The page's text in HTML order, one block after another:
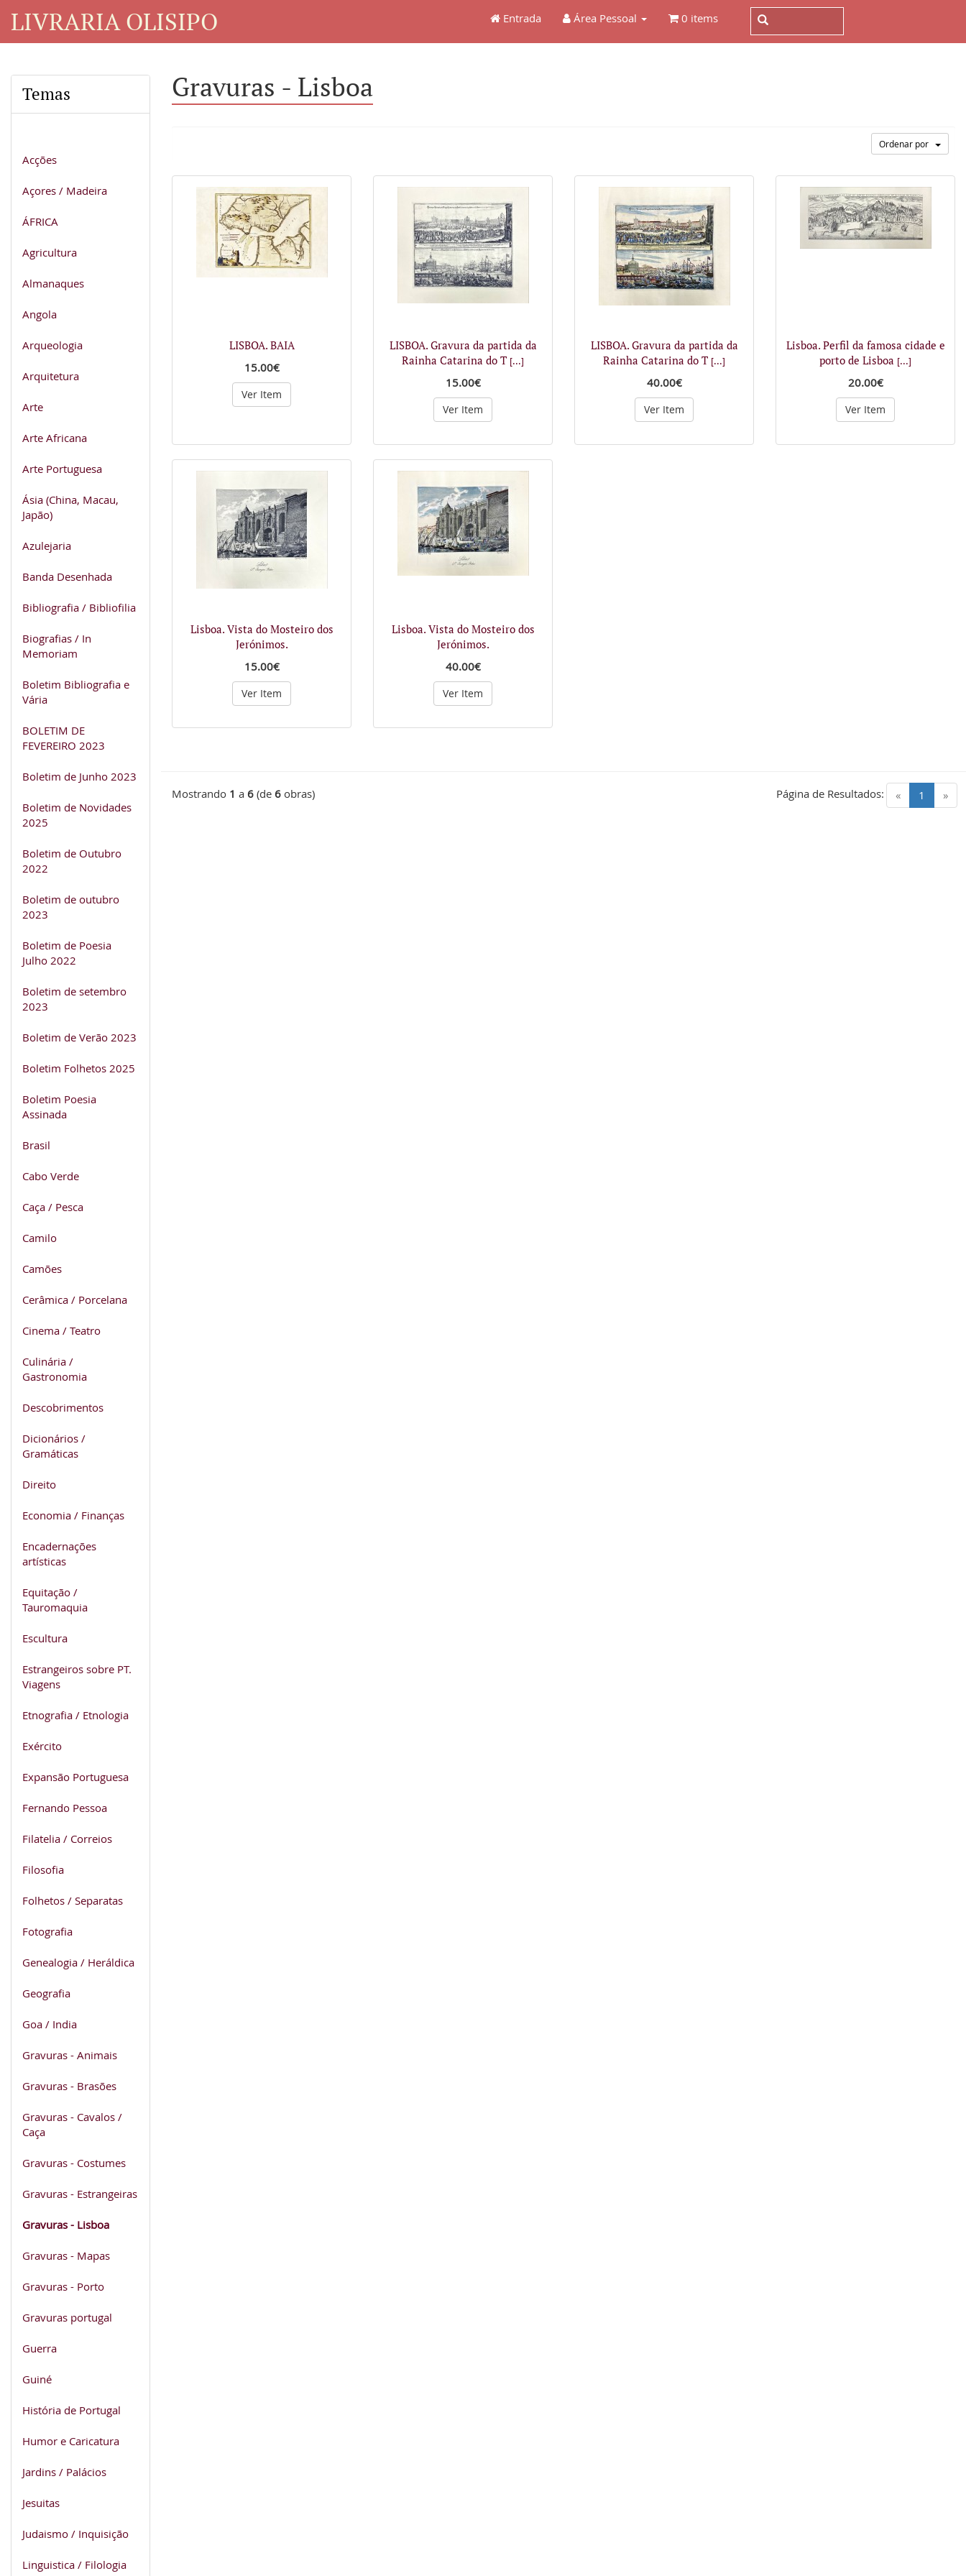
LIVRARIA OLISIPO Entrada Área Pessoal 0 items
Temas
Acções
Açores / Madeira
ÁFRICA
Agricultura
Almanaques
Angola
Arqueologia
Arquitetura
Arte
Arte Africana
Arte Portuguesa
Ásia (China, Macau,
Japão)
Azulejaria
Banda Desenhada
Bibliografia / Bibliofilia
Biografias / In
Memoriam
Boletim Bibliografia e
Vária
BOLETIM DE
FEVEREIRO 2023
Boletim de Junho 2023
Boletim de Novidades
2025
Boletim de Outubro
2022
Boletim de outubro
2023
Boletim de Poesia
Julho 2022
Boletim de setembro
2023
Boletim de Verão 2023
Boletim Folhetos 2025
Boletim Poesia
Assinada
Brasil
Cabo Verde
Caça / Pesca
Camilo
Camões
Cerâmica / Porcelana
Cinema / Teatro
Culinária /
Gastronomia
Descobrimentos
Dicionários /
Gramáticas
Direito
Economia / Finanças
Encadernações
artísticas
Equitação /
Tauromaquia
Escultura
Estrangeiros sobre PT.
Viagens
Etnografia / Etnologia
Exército
Expansão Portuguesa
Fernando Pessoa
Filatelia / Correios
Filosofia
Folhetos / Separatas
Fotografia
Genealogia / Heráldica
Geografia
Goa / India
Gravuras - Animais
Gravuras - Brasões
Gravuras - Cavalos /
Caça
Gravuras - Costumes
Gravuras - Estrangeiras
Gravuras - Lisboa
Gravuras - Mapas
Gravuras - Porto
Gravuras portugal
Guerra
Guiné
História de Portugal
Humor e Caricatura
Jardins / Palácios
Jesuitas
Judaismo / Inquisição
Linguistica / Filologia
Gravuras - Lisboa
Ordenar por
LISBOA. BAIA
15.00€
Ver Item
LISBOA. Gravura da partida da
Rainha Catarina do T [...]
15.00€
Ver Item
LISBOA. Gravura da partida da
Rainha Catarina do T [...]
40.00€
Ver Item
Lisboa. Perfil da famosa cidade e
porto de Lisboa [...]
20.00€
Ver Item
Lisboa. Vista do Mosteiro dos
Jerónimos.
15.00€
Ver Item
Lisboa. Vista do Mosteiro dos
Jerónimos.
40.00€
Ver Item
Mostrando 1 a 6 (de 6 obras) « 1 (current)
»
Página de Resultados: